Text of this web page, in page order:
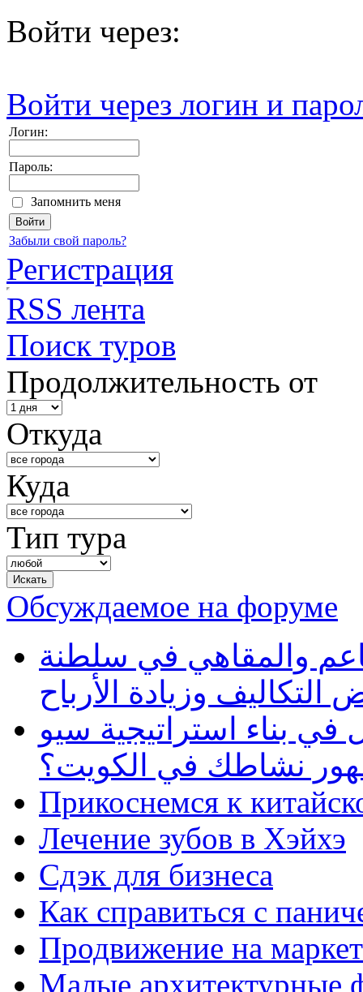
Войти через:
Войти через логин и
Логин:
Пароль:
Запомнить меня
Забыли свой пароль?
Регистрация
RSS лента
Поиск туров
Продолжительность от
Откуда
Куда
Тип тура
Обсуждаемое на форуме
والمقاهي في سلطنة
وزيادة الأرباح
بناء استراتيجية سيو
نشاطك في الكويت؟
Прикоснемся к
Лечение зубов в Хэйхэ
Сдэк для бизнеса
Как справиться с
Продвижение на
Малые архитектурные